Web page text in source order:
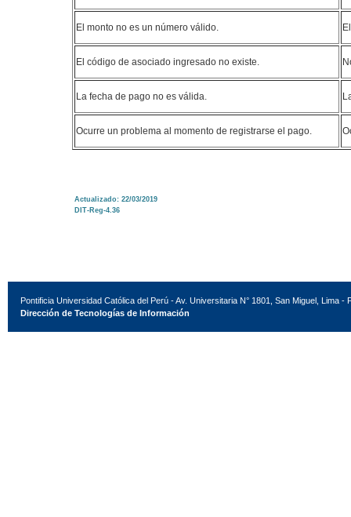
El monto no es un número válido.
El código de asociado ingresado no existe.
La fecha de pago no es válida.
Ocurre un problema al momento de registrarse el pago.
Actualizado: 22/03/2019
DIT-Reg-4.36
Pontificia Universidad Católica del Perú - Av. Universitaria N° 1801, San Miguel, Lima -
Dirección de Tecnologías de Información